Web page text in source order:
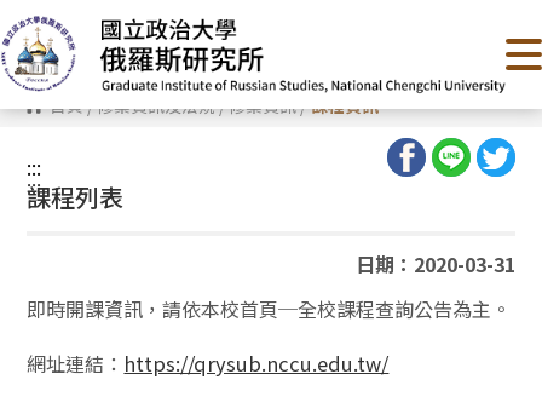
跳
到
主
要
內
容 首頁/修業資訊及法規/修業資訊/課程資訊
:::
:::
課程列表
日期：2020-03-31
即時開課資訊，請依本校首頁─全校課程查詢公告為主。
網址連結： https://qrysub.nccu.edu.tw/